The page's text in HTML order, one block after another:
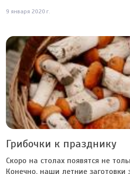
9 января 2020 г.
Грибочки к празднику
Скоро на столах появятся не
Конечно, наши летние заготовки